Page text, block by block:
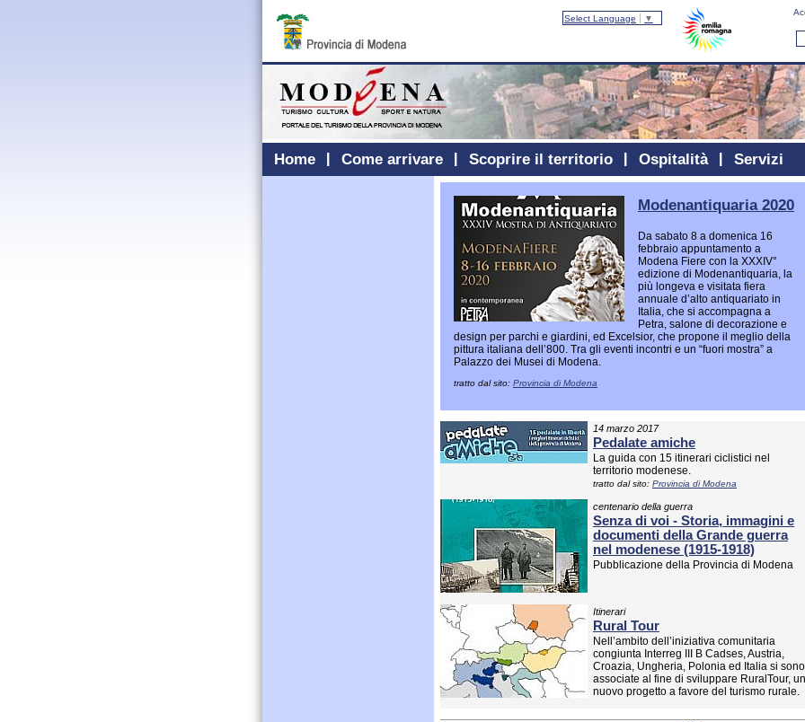
Select Language ▼
Home Come arrivare Scoprire il territorio Ospitalità Servizi
Modenantiquaria 2020
Da sabato 8 a domenica 16
febbraio appuntamento a
Modena Fiere con la XXXIV°
edizione di Modenantiquaria, la
più longeva e visitata fiera
annuale d’alto antiquariato in
Italia, che si accompagna a
Petra, salone di decorazione e
design per parchi e giardini, ed Excelsior, che propone il meglio della
pittura italiana dell’800. Tra gli eventi incontri e un “fuori mostra” a
Palazzo dei Musei di Modena.
tratto dal sito: Provincia di Modena
14 marzo 2017
Pedalate amiche
La guida con 15 itinerari ciclistici nel
territorio modenese.
tratto dal sito: Provincia di Modena
centenario della guerra
Senza di voi - Storia, immagini e
documenti della Grande guerra
nel modenese (1915-1918)
Pubblicazione della Provincia di Modena
Itinerari
Rural Tour
Nell’ambito dell’iniziativa comunitaria
congiunta Interreg III B Cadses, Austria,
Croazia, Ungheria, Polonia ed Italia si sono
associate al fine di sviluppare RuralTour, un
nuovo progetto a favore del turismo rurale.